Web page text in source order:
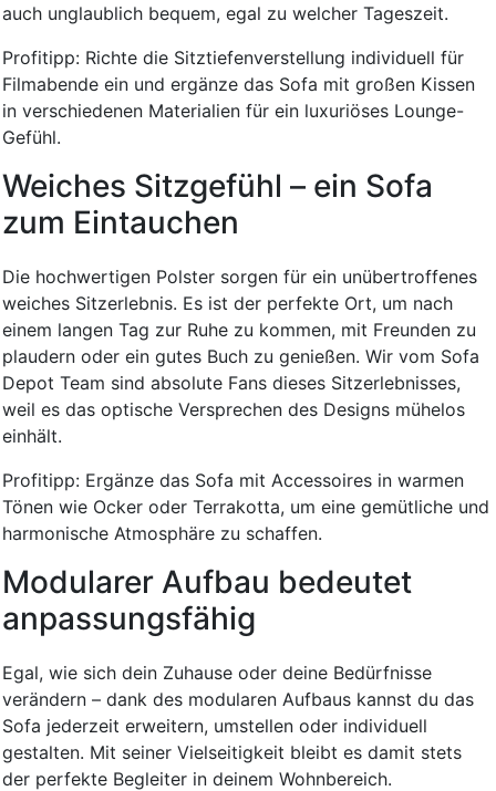
auch unglaublich bequem, egal zu welcher Tageszeit.
Profitipp: Richte die Sitztiefenverstellung individuell für
Filmabende ein und ergänze das Sofa mit großen Kissen
in verschiedenen Materialien für ein luxuriöses Lounge-
Gefühl.
Weiches Sitzgefühl – ein Sofa
zum Eintauchen
Die hochwertigen Polster sorgen für ein unübertroffenes
weiches Sitzerlebnis. Es ist der perfekte Ort, um nach
einem langen Tag zur Ruhe zu kommen, mit Freunden zu
plaudern oder ein gutes Buch zu genießen. Wir vom Sofa
Depot Team sind absolute Fans dieses Sitzerlebnisses,
weil es das optische Versprechen des Designs mühelos
einhält.
Profitipp: Ergänze das Sofa mit Accessoires in warmen
Tönen wie Ocker oder Terrakotta, um eine gemütliche und
harmonische Atmosphäre zu schaffen.
Modularer Aufbau bedeutet
anpassungsfähig
Egal, wie sich dein Zuhause oder deine Bedürfnisse
verändern – dank des modularen Aufbaus kannst du das
Sofa jederzeit erweitern, umstellen oder individuell
gestalten. Mit seiner Vielseitigkeit bleibt es damit stets
der perfekte Begleiter in deinem Wohnbereich.